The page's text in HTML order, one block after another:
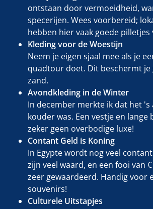
ontstaan door vermoeidheid,
specerijen. Wees voorbereid;
hebben hier vaak goede pilletjes
Kleding voor de Woestijn
Neem je eigen sjaal mee als je
quadtour doet. Dit beschermt je
zand.
Avondkleding in de Winter
In december merkte ik dat het 's
kouder was. Een vestje en lange
zeker geen overbodige luxe!
Contant Geld is Koning
In Egypte wordt nog veel
zijn veel waard, en een fooi van
zeer gewaardeerd. Handig voor
souvenirs!
Culturele Uitstapjes